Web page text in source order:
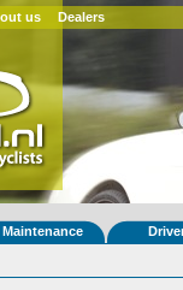
us Dealers
Maintenance